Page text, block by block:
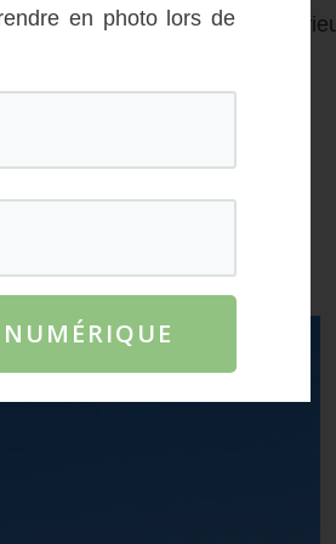
nos premiers pas sur son
en photo lors de